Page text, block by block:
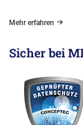
Mehr erfahren
Sicher bei